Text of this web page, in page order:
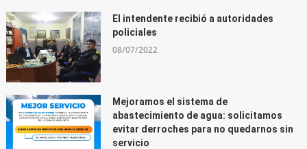
El intendente recibió a autoridades
policiales
08/07/2022
Mejoramos el sistema de
abastecimiento de agua: solicitamos
evitar derroches para no quedarnos sin
servicio